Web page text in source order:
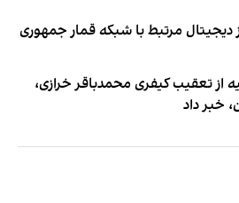
دیجیتال مرتبط با شبکه قمار جمهوری
تعقیب کیفری محمدباقر خرازی،
خبر داد